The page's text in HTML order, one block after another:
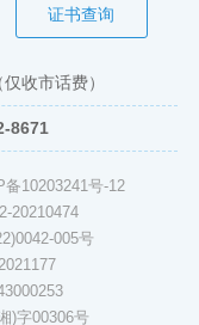
证书查询
仅收市话费）
8671
备10203241号-12
20210474
005号
)字00306号